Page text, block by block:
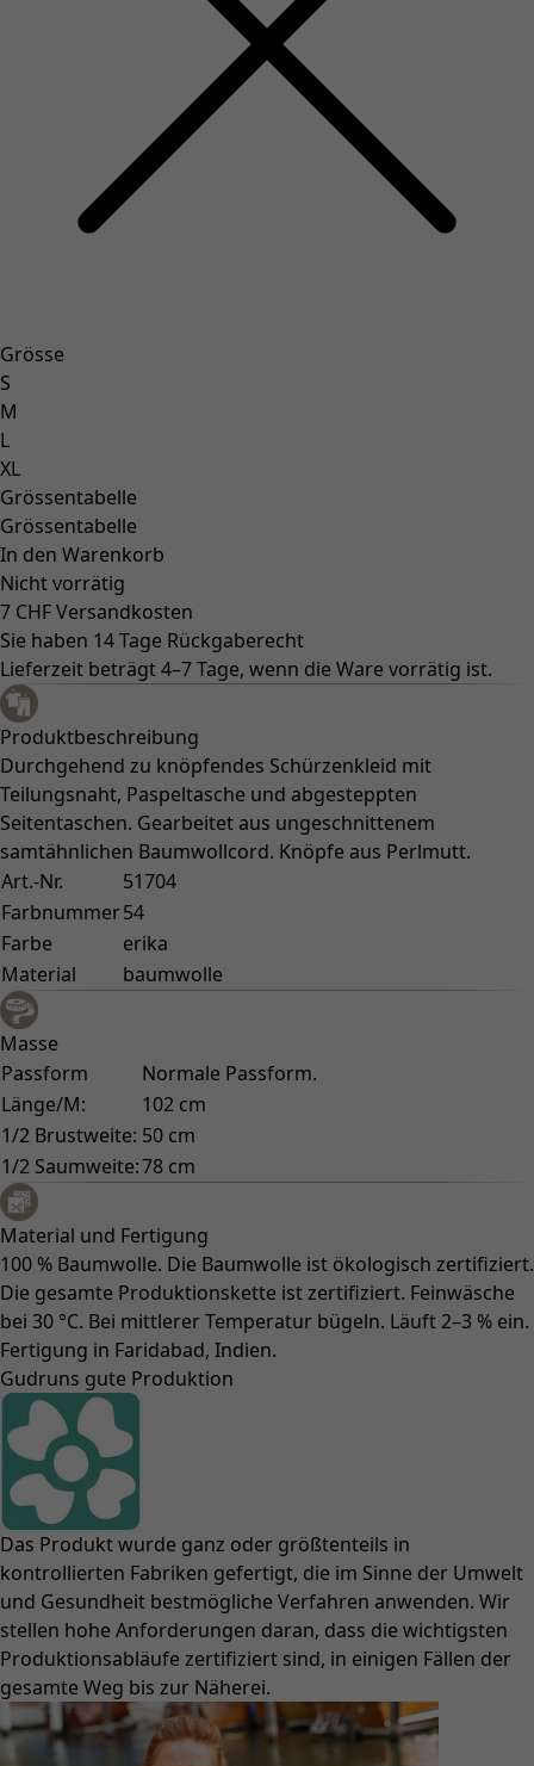
Grösse
S
M
L
XL
Grössentabelle
Grössentabelle
In den Warenkorb
Nicht vorrätig
7 CHF Versandkosten
Sie haben 14 Tage Rückgaberecht
Lieferzeit beträgt 4–7 Tage, wenn die Ware vorrätig ist.
Produktbeschreibung
Durchgehend zu knöpfendes Schürzenkleid mit
Teilungsnaht, Paspeltasche und abgesteppten
Seitentaschen. Gearbeitet aus ungeschnittenem
samtähnlichen Baumwollcord. Knöpfe aus Perlmutt.
Art.-Nr.
51704
Farbnummer54
Farbe
erika
Material
baumwolle
Masse
Passform
Normale Passform.
Länge/M:
102 cm
1/2 Brustweite: 50 cm
1/2 Saumweite:78 cm
Material und Fertigung
100 % Baumwolle. Die Baumwolle ist ökologisch zertifiziert.
Die gesamte Produktionskette ist zertifiziert. Feinwäsche
bei 30 °C. Bei mittlerer Temperatur bügeln. Läuft 2–3 % ein.
Fertigung in Faridabad, Indien.
Gudruns gute Produktion
Das Produkt wurde ganz oder größtenteils in
kontrollierten Fabriken gefertigt, die im Sinne der Umwelt
und Gesundheit bestmögliche Verfahren anwenden. Wir
stellen hohe Anforderungen daran, dass die wichtigsten
Produktionsabläufe zertifiziert sind, in einigen Fällen der
gesamte Weg bis zur Näherei.